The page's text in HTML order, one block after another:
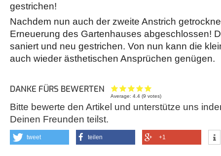
gestrichen!
Nachdem nun auch der zweite Anstrich
Erneuerung des Gartenhauses abgeschlossen!
saniert und neu gestrichen. Von nun kann die
auch wieder ästhetischen Ansprüchen genügen.
DANKE FÜRS BEWERTEN
Average:4.4 (9 votes)
Bitte bewerte den Artikel und unterstütze uns
Deinen Freunden teilst.
tweet teilen +1